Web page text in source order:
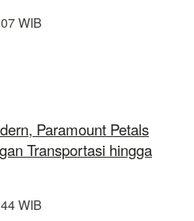
WIB
Paramount Petals
Transportasi hingga
WIB